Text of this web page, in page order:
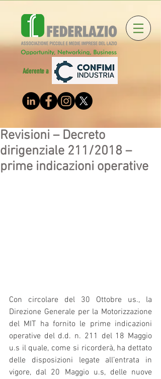
Aderente a
Revisioni – Decreto
dirigenziale 211/2018 –
prime indicazioni operative
Con circolare del 30 Ottobre us., la
Direzione Generale per la Motorizzazione
del MIT ha fornito le prime indicazioni
operative del d.d. n. 211 del 18 Maggio
u.s il quale, come si ricorderà, ha dettato
delle disposizioni legate all’entrata in
vigore, dal 20 Maggio u.s, delle nuove